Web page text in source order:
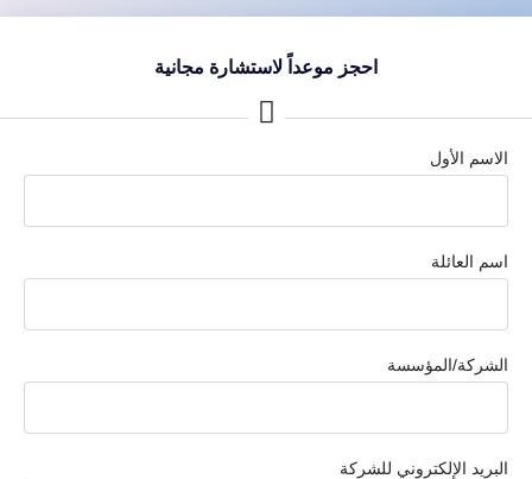
احجز موعداً لاستشارة مجانية
الاسم الأول
اسم العائلة
الشركة/المؤسسة
البريد الإلكتروني للشركة